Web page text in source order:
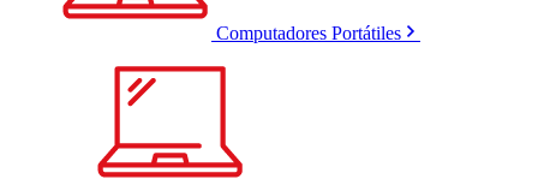
Computadores Portátiles